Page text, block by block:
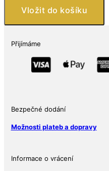
zombie
klobouku
Vložit do košíku
Přijímáme
Bezpečné dodání
Možnosti plateb a dopravy
Informace o vrácení